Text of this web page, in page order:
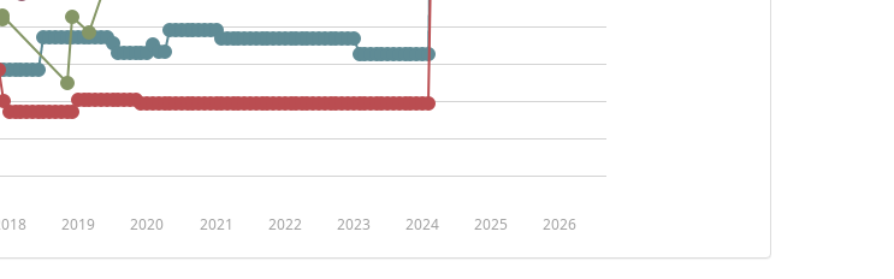
2019 2020 2021 2022 2023 2024 2025 2026